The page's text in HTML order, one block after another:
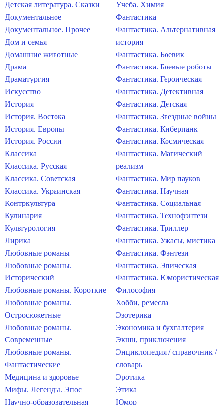
Детская литература. Сказки
Документальное
Документальное. Прочее
Дом и семья
Домашние животные
Драма
Драматургия
Искусство
История
История. Востока
История. Европы
История. России
Классика
Классика. Русская
Классика. Советская
Классика. Украинская
Контркультура
Кулинария
Культурология
Лирика
Любовные романы
Любовные романы.
Исторический
Любовные романы. Короткие
Любовные романы.
Остросюжетные
Любовные романы.
Современные
Любовные романы.
Фантастические
Медицина и здоровье
Мифы. Легенды. Эпос
Научно-образовательная
Учеба. Химия
Фантастика
Фантастика. Альтернативная
история
Фантастика. Боевик
Фантастика. Боевые роботы
Фантастика. Героическая
Фантастика. Детективная
Фантастика. Детская
Фантастика. Звездные войны
Фантастика. Киберпанк
Фантастика. Космическая
Фантастика. Магический
реализм
Фантастика. Мир пауков
Фантастика. Научная
Фантастика. Социальная
Фантастика. Технофэнтези
Фантастика. Триллер
Фантастика. Ужасы, мистика
Фантастика. Фэнтези
Фантастика. Эпическая
Фантастика. Юмористическая
Философия
Хобби, ремесла
Эзотерика
Экономика и бухгалтерия
Экшн, приключения
Энциклопедия / справочник /
словарь
Эротика
Этика
Юмор